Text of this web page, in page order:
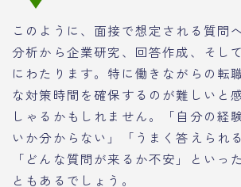
このように、面接で想定される質問
分析から企業研究、回答作成、そし
にわたります。特に働きながらの転
な対策時間を確保するのが難しいと
しゃるかもしれません。「自分の経
いか分からない」「うまく答えられ
「どんな質問が来るか不安」といっ
ともあるでしょう。